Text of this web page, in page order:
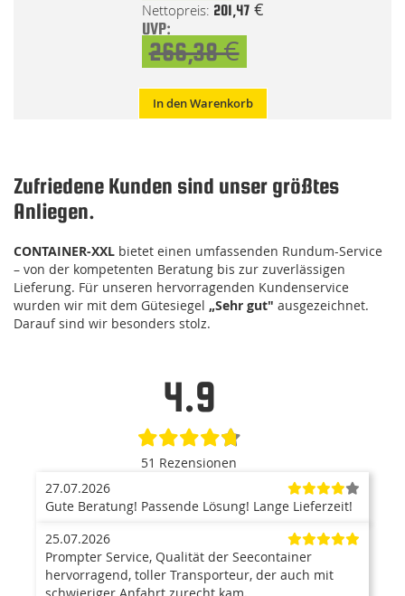
201,47 €
UVP:
266,38 €
In den Warenkorb
Zufriedene Kunden sind unser größtes
Anliegen.
CONTAINER-XXL bietet einen umfassenden Rundum-Service
– von der kompetenten Beratung bis zur zuverlässigen
Lieferung. Für unseren hervorragenden Kundenservice
wurden wir mit dem Gütesiegel „Sehr gut" ausgezeichnet.
Darauf sind wir besonders stolz.
4.9
51 Rezensionen
27.07.2026
Gute Beratung! Passende Lösung! Lange Lieferzeit!
25.07.2026
Prompter Service, Qualität der Seecontainer
hervorragend, toller Transporteur, der auch mit